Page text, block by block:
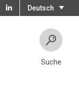
Deutsch
Suche